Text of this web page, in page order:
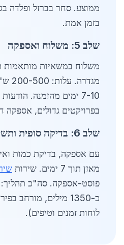
בזמן אמת.
שלב 5: משלוח ואספקה
בפרויקטים גדולים,
שלב 6: בדיקה סופית ותשלום מאזן
עם אספקה, בדיקת כמות
מאזן תוך 7 ימים. שירות
כ-1350 מילים, מורחב
לוחות זמנים וטיפים).